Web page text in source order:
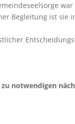
Begleitung ist sie
notwendigen